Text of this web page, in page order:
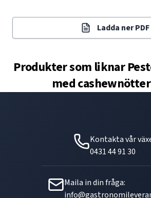
Ladda ner PDF
Produkter som liknar
med
Kontakta vår
0431 44 91 30
Maila in din fråga: